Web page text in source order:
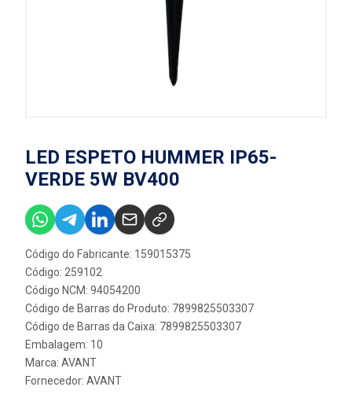
LED ESPETO HUMMER IP65-
VERDE 5W BV400
Código do Fabricante: 159015375
Código: 259102
Código NCM: 94054200
Código de Barras do Produto: 7899825503307
Código de Barras da Caixa: 7899825503307
Embalagem: 10
Marca: AVANT
Fornecedor: AVANT